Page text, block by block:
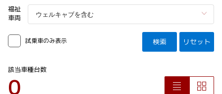
福祉
車両
試乗車のみ表示 検索 リセット
該当車種台数
0